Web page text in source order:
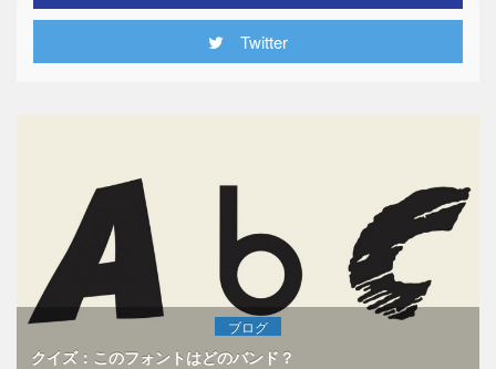
Twitter
ブログ
クイズ：このフォントはどのバンド？